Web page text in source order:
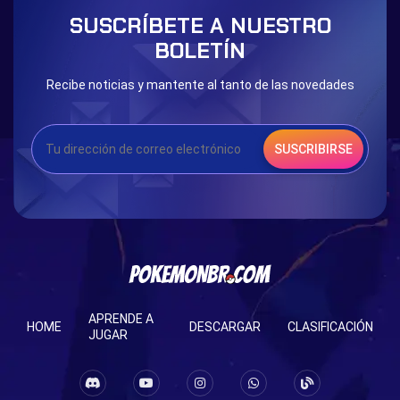
Eternal Dark Quest Door 999
SUSCRÍBETE A NUESTRO
BOLETÍN
Recibe noticias y mantente al tanto de las novedades
SUSCRIBIRSE
HOME
APRENDE A
JUGAR
DESCARGAR CLASIFICACIÓN